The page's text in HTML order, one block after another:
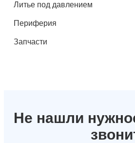
Литье под давлением
Периферия
Запчасти
Не нашли